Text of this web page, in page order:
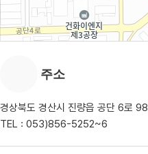
주소
경상북도 경산시 진량읍 공단 6로
TEL : 053)856-5252~6